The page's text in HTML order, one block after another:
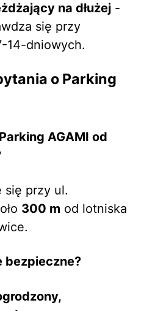
na dłużej -
się przy
14-dniowych.
o Parking
AGAMI od
się przy ul.
300 m od lotniska
bezpieczne?